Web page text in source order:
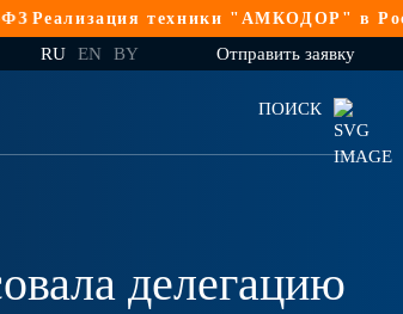
техники "АМКОДОР" в Российской
RU EN BY Отправить заявку
ПОИСК
делегацию